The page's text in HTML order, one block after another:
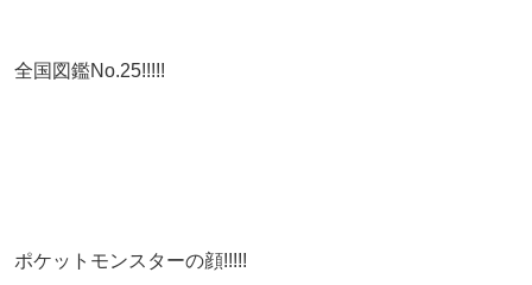
全国図鑑No.25!!!!!
ポケットモンスターの顔!!!!!